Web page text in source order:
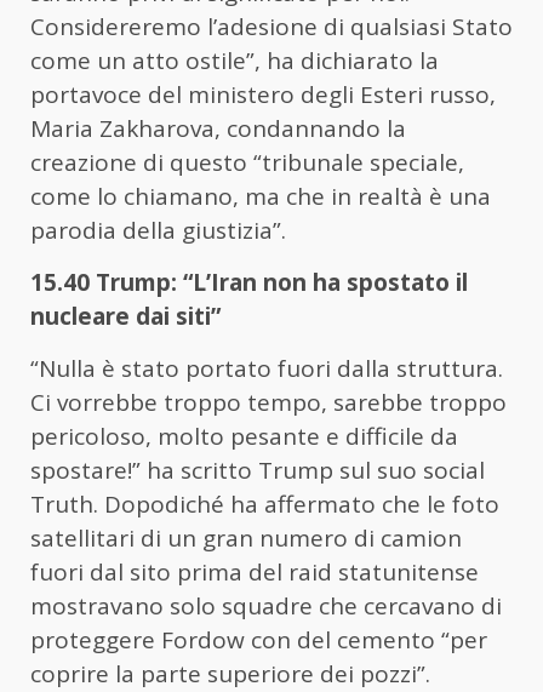
Considereremo l’adesione di qualsiasi Stato
come un atto ostile”, ha dichiarato la
portavoce del ministero degli Esteri russo,
Maria Zakharova, condannando la
creazione di questo “tribunale speciale,
come lo chiamano, ma che in realtà è una
parodia della giustizia”.
15.40 Trump: “L’Iran non ha spostato il
nucleare dai siti”
“Nulla è stato portato fuori dalla struttura.
Ci vorrebbe troppo tempo, sarebbe troppo
pericoloso, molto pesante e difficile da
spostare!” ha scritto Trump sul suo social
Truth. Dopodiché ha affermato che le foto
satellitari di un gran numero di camion
fuori dal sito prima del raid statunitense
mostravano solo squadre che cercavano di
proteggere Fordow con del cemento “per
coprire la parte superiore dei pozzi”.